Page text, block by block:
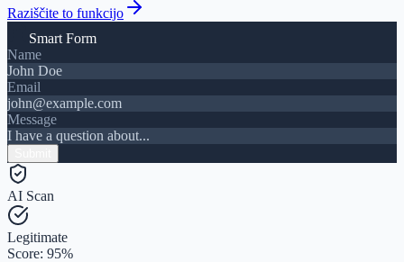
Raziščite to funkcijo
Smart Form
Name
John Doe
Email
john@example.com
Message
I have a question about...
AI Scan
Legitimate
Score: 95%